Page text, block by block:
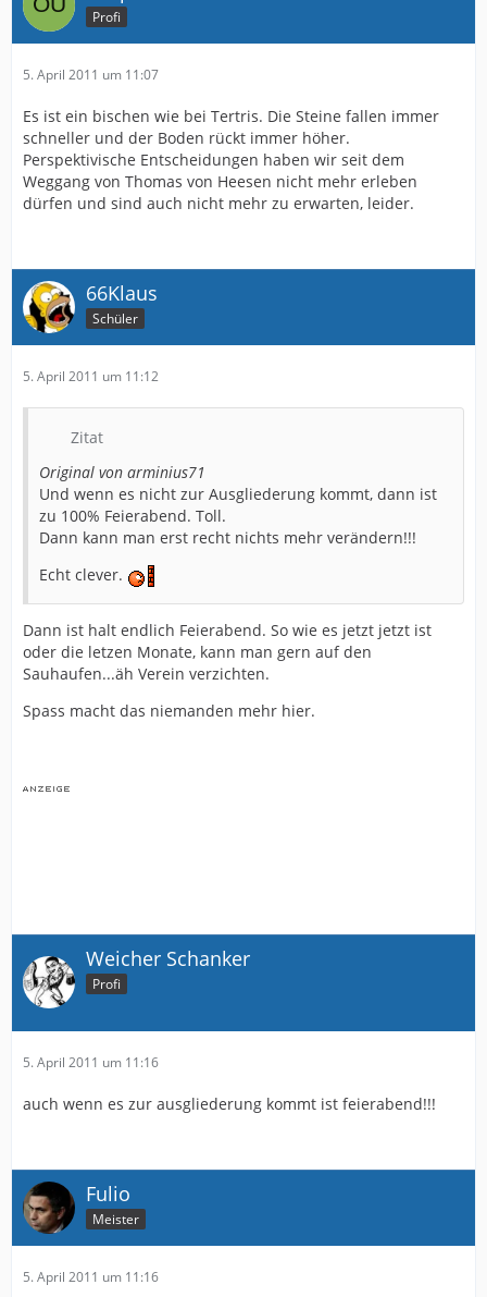
Profi
5. April 2011 um 11:07
Es ist ein bischen wie bei Tertris. Die Steine fallen immer
schneller und der Boden rückt immer höher.
Perspektivische Entscheidungen haben wir seit dem
Weggang von Thomas von Heesen nicht mehr erleben
dürfen und sind auch nicht mehr zu erwarten, leider.
66Klaus
Schüler
5. April 2011 um 11:12
Zitat
Original von arminius71
Und wenn es nicht zur Ausgliederung kommt, dann ist
zu 100% Feierabend. Toll.
Dann kann man erst recht nichts mehr verändern!!!
Echt clever.
Dann ist halt endlich Feierabend. So wie es jetzt jetzt ist
oder die letzen Monate, kann man gern auf den
Sauhaufen...äh Verein verzichten.
Spass macht das niemanden mehr hier.
Weicher Schanker
Profi
5. April 2011 um 11:16
auch wenn es zur ausgliederung kommt ist feierabend!!!
Fulio
Meister
5. April 2011 um 11:16